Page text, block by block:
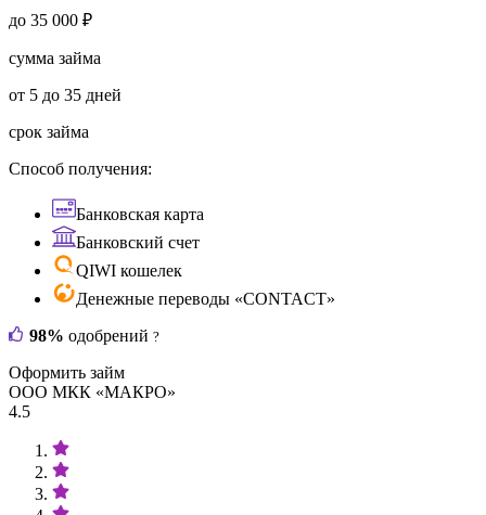
до 35 000 ₽
сумма займа
от 5 до 35 дней
срок займа
Способ получения:
Банковская карта
Банковский счет
QIWI кошелек
Денежные переводы «CONTACT»
98% одобрений ?
Оформить займ
ООО МКК «МАКРО»
4.5